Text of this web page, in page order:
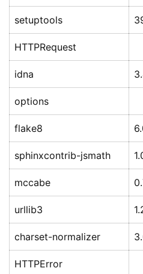
setuptools
HTTPRequest
idna
options
flake8
sphinxcontrib-jsmath
mccabe
urllib3
charset-normalizer
HTTPError